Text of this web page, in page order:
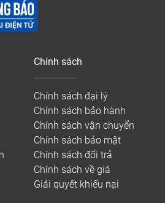
Chính sách
Chính sách đại lý
Chính sách bảo hành
Chính sách vận chuyển
Chính sách bảo mật
Chính sách đổi trả
Chính sách về giá
Giải quyết khiếu nại